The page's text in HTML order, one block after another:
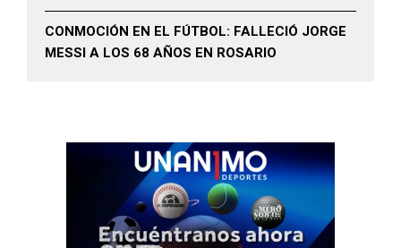
CONMOCIÓN EN EL FÚTBOL: FALLECIÓ JORGE
MESSI A LOS 68 AÑOS EN ROSARIO